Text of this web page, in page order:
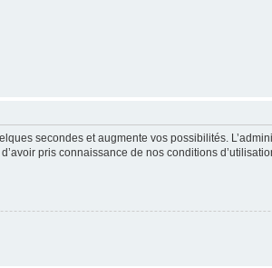
secondes et augmente vos possibilités.
pris connaissance de nos conditions